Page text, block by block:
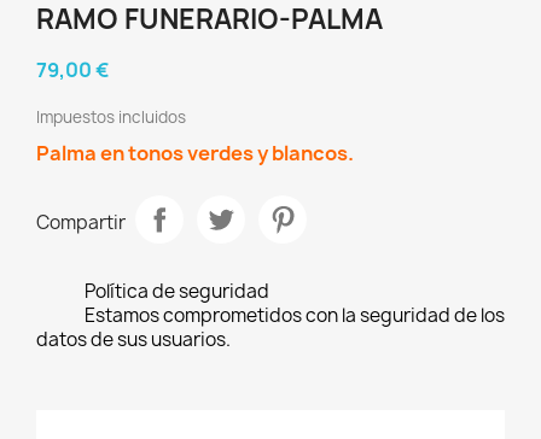
RAMO FUNERARIO-PALMA
79,00 €
Impuestos incluidos
Palma en tonos verdes y blancos.
Compartir
Política de seguridad
Estamos comprometidos con la seguridad de los
datos de sus usuarios.